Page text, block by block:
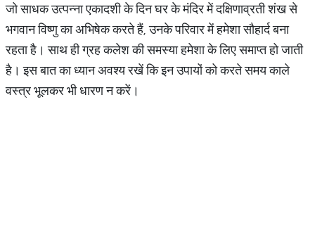
जो साधक उत्पन्ना एकादशी के दिन घर के मंदिर में दक्षिणाव्रती शंख से
भगवान विष्णु का अभिषेक करते हैं, उनके परिवार में हमेशा सौहार्द बना
रहता है। साथ ही ग्रह कलेश की समस्या हमेशा के लिए समाप्त हो जाती
है। इस बात का ध्यान अवश्य रखें कि इन उपायों को करते समय काले
वस्त्र भूलकर भी धारण न करें।